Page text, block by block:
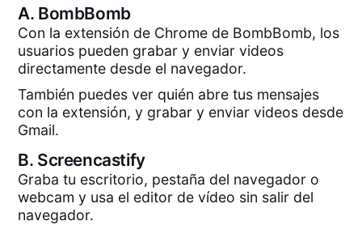
A. BombBomb
Con la extensión de Chrome de BombBomb, los
usuarios pueden grabar y enviar videos
directamente desde el navegador.
También puedes ver quién abre tus mensajes
con la extensión, y grabar y enviar videos desde
Gmail.
B. Screencastify
Graba tu escritorio, pestaña del navegador o
webcam y usa el editor de vídeo sin salir del
navegador.